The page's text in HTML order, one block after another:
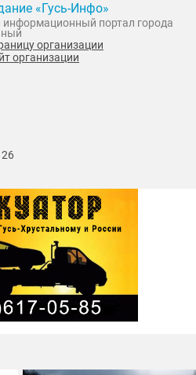
«Гусь-Инфо»
портал города
организации
организации
26